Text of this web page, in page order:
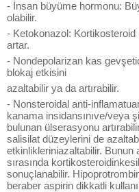
- İnsan büyüme hormonu:
olabilir.
- Ketokonazol:
artar.
- Nondepolarizan kas
blokaj etkisini
azaltabilir ya da artırabilir.
- Nonsteroidal anti-
kanama insidansınıve/veya
bulunan ülserasyonu
salisilat düzeylerini de
etkinlikleriniazaltabilir.
sırasında
sonuçlanabilir.
beraber aspirin dikkatli